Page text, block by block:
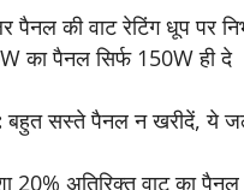
लगभग 15,000-
बिजली रोज खर्च करता
पैनल आपके लिए सही
का होता है]